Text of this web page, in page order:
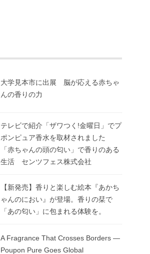
大学見本市に出展 脳が応える赤ちゃ
んの香りの力
テレビで紹介「ザワつく!金曜日」でプ
ポンピュア香水を取材されました
「赤ちゃんの頭の匂い」で香りのある
生活 センツフェス株式会社
【新発売】香りと楽しむ絵本『あかち
ゃんのにおい』が登場。香りの栞で
「あの匂い」に包まれる体験を。
A Fragrance That Crosses Borders —
Poupon Pure Goes Global